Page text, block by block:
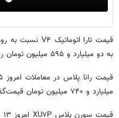
به دو میلیارد و ۵۹۵ میلیون تومان رسید.
میلیارد و ۷۴۰ میلیون تومان قیمت‌گذاری می‌شود.